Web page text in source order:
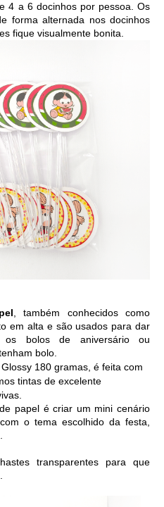
4 a 6 docinhos por pessoa. Os
forma alternada nos docinhos
fique visualmente bonita.
, também conhecidos como
em alta e são usados para dar
bolos de aniversário ou
bolo.
180 gramas, é feita com
tintas de excelente
papel é criar um mini cenário
o tema escolhido da festa,
transparentes para que